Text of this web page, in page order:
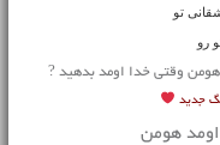
تو
رو
هومن وقتی خدا اومد بدهید ?
جدید
هومن